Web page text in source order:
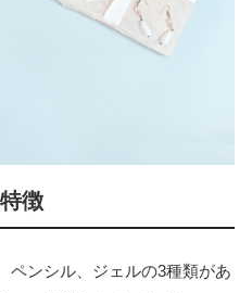
徴
ペンシル、ジェルの3種類があ